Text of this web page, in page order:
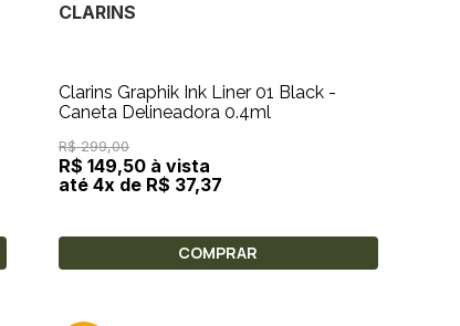
CLARINS
Clarins Graphik Ink Liner 01 Black -
Caneta Delineadora 0.4ml
R$ 299,00
R$ 149,50 à vista
até 4x de R$ 37,37
COMPRAR